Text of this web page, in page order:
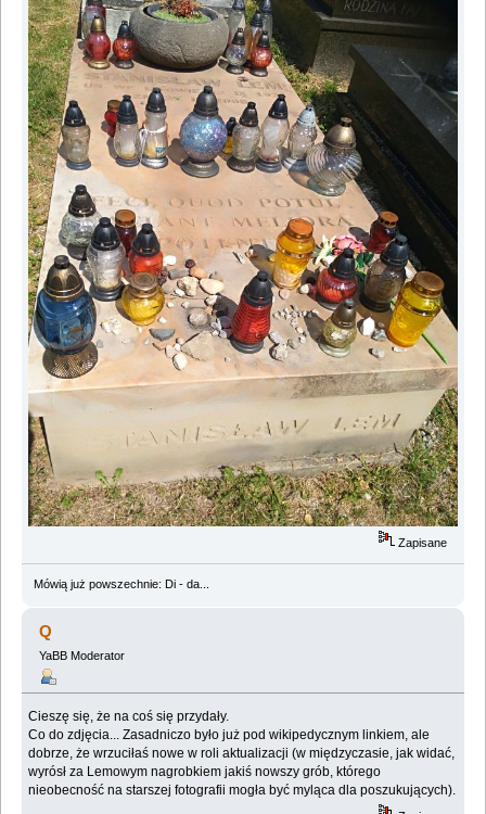
Zapisane
Mówią już powszechnie: Di - da...
Q
YaBB Moderator
Cieszę się, że na coś się przydały.
Co do zdjęcia... Zasadniczo było już pod wikipedycznym linkiem, ale
dobrze, że wrzuciłaś nowe w roli aktualizacji (w międzyczasie, jak widać,
wyrósł za Lemowym nagrobkiem jakiś nowszy grób, którego
nieobecność na starszej fotografii mogła być myląca dla poszukujących).